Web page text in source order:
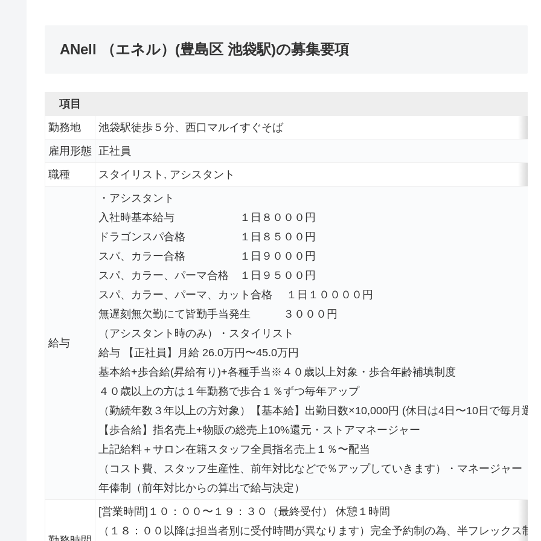
ANell （エネル）(豊島区 池袋駅)の募集要項
項目
勤務地
池袋駅徒歩５分、西口マルイすぐそば
雇用形態
正社員
職種
スタイリスト, アシスタント
給与
・アシスタント
入社時基本給与 １日８０００円
ドラゴンスパ合格 １日８５００円
スパ、カラー合格 １日９０００円
スパ、カラー、パーマ合格 １日９５００円
スパ、カラー、パーマ、カット合格 １日１００００円
無遅刻無欠勤にて皆勤手当発生 ３０００円
（アシスタント時のみ）・スタイリスト
給与 【正社員】月給 26.0万円〜45.0万円
基本給+歩合給(昇給有り)+各種手当※４０歳以上対象・歩合年齢補填制度
４０歳以上の方は１年勤務で歩合１％ずつ毎年アップ
（勤続年数３年以上の方対象）【基本給】出勤日数×10,000円 (休日は4日〜10日で毎月選
【歩合給】指名売上+物販の総売上10%還元・ストアマネージャー
上記給料＋サロン在籍スタッフ全員指名売上１％〜配当
（コスト費、スタッフ生産性、前年対比などで％アップしていきます）・マネージャー
年俸制（前年対比からの算出で給与決定）
[営業時間]１０：００〜１９：３０（最終受付） 休憩１時間
（１８：００以降は担当者別に受付時間が異なります）完全予約制の為、半フレックス